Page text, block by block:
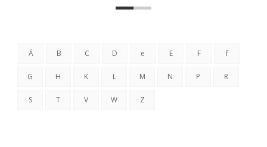
Á B C D e E F f
G H K L M N P R
S T V W Z